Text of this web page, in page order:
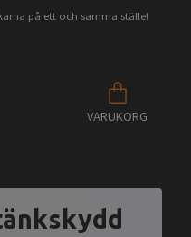
på ett och samma ställe!
VARUKORG